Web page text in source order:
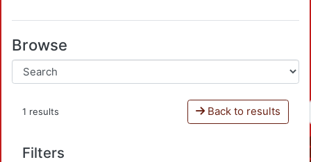
Browse
1 results Back to results
Filters